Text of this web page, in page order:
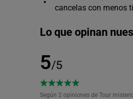
cancelas con menos
Lo que opinan
5/5
Según 2 opiniones de Tour